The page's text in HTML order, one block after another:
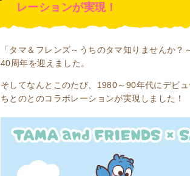
レーションが実現！
「タマ＆フレンズ～うちのタマ知りませんか
40周年を迎えました。
そしてなんとこのたび、1980～90年代にデビ
ちとのとのコラボレーションが実現しました！